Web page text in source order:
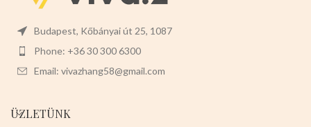
Budapest, Kőbányai út 25, 1087
Phone: +36 30 300 6300
Email: vivazhang58@gmail.com
ÜZLETÜNK